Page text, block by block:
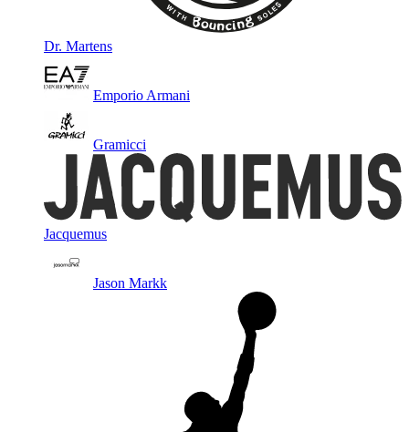
Dr. Martens
Emporio Armani
Gramicci
Jacquemus
Jason Markk